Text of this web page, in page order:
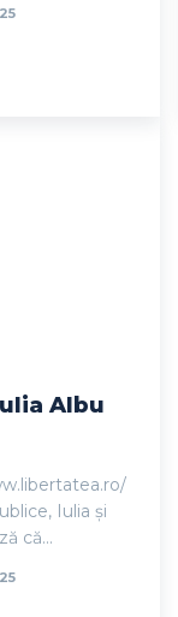
Albu
Iulia și
că...